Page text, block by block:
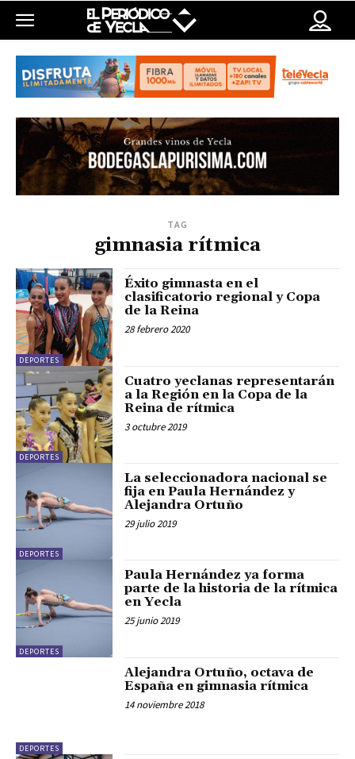
TAG
gimnasia rítmica
DEPORTES
Éxito gimnasta en el
clasificatorio regional y Copa
de la Reina
28 febrero 2020
DEPORTES
Cuatro yeclanas representarán
a la Región en la Copa de la
Reina de rítmica
3 octubre 2019
DEPORTES
La seleccionadora nacional se
fija en Paula Hernández y
Alejandra Ortuño
29 julio 2019
DEPORTES
Paula Hernández ya forma
parte de la historia de la rítmica
en Yecla
25 junio 2019
DEPORTES
Alejandra Ortuño, octava de
España en gimnasia rítmica
14 noviembre 2018